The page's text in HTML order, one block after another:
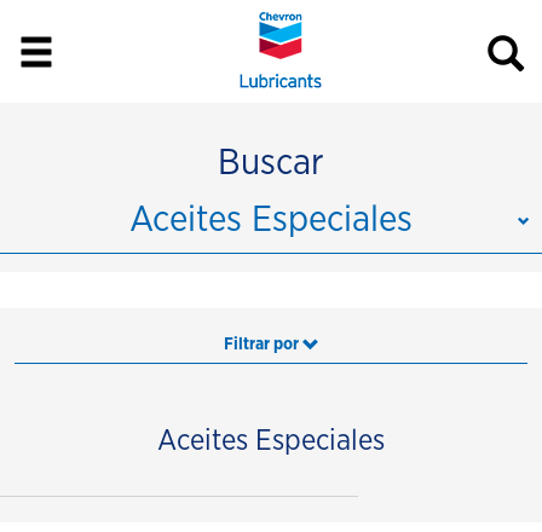
Buscar
Aceites Especiales
Filtrar por
Aceites Especiales